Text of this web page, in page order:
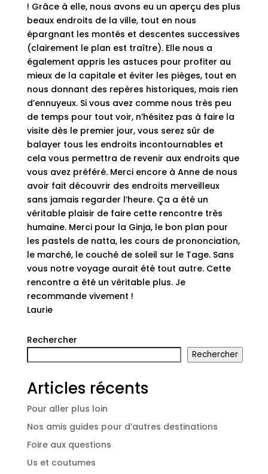
! Grâce à elle, nous avons eu un aperçu des plus
beaux endroits de la ville, tout en nous
épargnant les montés et descentes successives
(clairement le plan est traître). Elle nous a
également appris les astuces pour profiter au
mieux de la capitale et éviter les pièges, tout en
nous donnant des repères historiques, mais rien
d’ennuyeux. Si vous avez comme nous très peu
de temps pour tout voir, n’hésitez pas à faire la
visite dès le premier jour, vous serez sûr de
balayer tous les endroits incontournables et
cela vous permettra de revenir aux endroits que
vous avez préféré. Merci encore à Anne de nous
avoir fait découvrir des endroits merveilleux
sans jamais regarder l’heure. Ça a été un
véritable plaisir de faire cette rencontre très
humaine. Merci pour la Ginja, le bon plan pour
les pastels de natta, les cours de prononciation,
le marché, le couché de soleil sur le Tage. Sans
vous notre voyage aurait été tout autre. Cette
rencontre a été un véritable plus. Je
recommande vivement !
Laurie
Rechercher
Rechercher
Articles récents
Pour aller plus loin
Nos amis guides pour d’autres destinations
Foire aux questions
Us et coutumes